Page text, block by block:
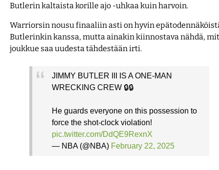
Butlerin kaltaista korille ajo -uhkaa kuin harvoin.
Warriorsin nousu finaaliin asti on hyvin
Butlerinkin kanssa, mutta ainakin kiinnostava nähdä,
joukkue saa uudesta tähdestään irti.
JIMMY BUTLER III IS A ONE-MAN
WRECKING CREW 🔒🔒
He guards everyone on this possession to
force the shot-clock violation!
pic.twitter.com/DdQE9RexnX
— NBA (@NBA) February 22, 2025